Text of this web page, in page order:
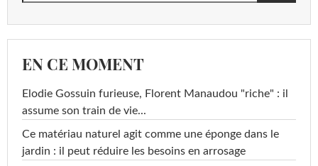
EN CE MOMENT
Elodie Gossuin furieuse, Florent Manaudou "riche" : il
assume son train de vie...
Ce matériau naturel agit comme une éponge dans le
jardin : il peut réduire les besoins en arrosage